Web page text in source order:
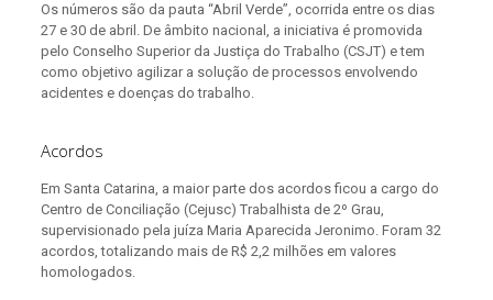
Os números são da pauta “Abril Verde”, ocorrida entre os dias
27 e 30 de abril. De âmbito nacional, a iniciativa é promovida
pelo Conselho Superior da Justiça do Trabalho (CSJT) e tem
como objetivo agilizar a solução de processos envolvendo
acidentes e doenças do trabalho.
Acordos
Em Santa Catarina, a maior parte dos acordos ficou a cargo do
Centro de Conciliação (Cejusc) Trabalhista de 2º Grau,
supervisionado pela juíza Maria Aparecida Jeronimo. Foram 32
acordos, totalizando mais de R$ 2,2 milhões em valores
homologados.